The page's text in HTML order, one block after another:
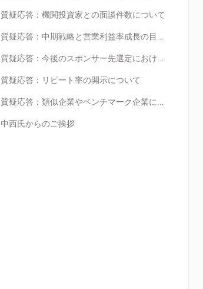
質疑応答：機関投資家との面談件数について
質疑応答：中期戦略と営業利益率成長の目標について
質疑応答：今後のスポンサー先選定における方針について
質疑応答：リピート率の開示について
質疑応答：類似企業やベンチマーク企業について
中西氏からのご挨拶